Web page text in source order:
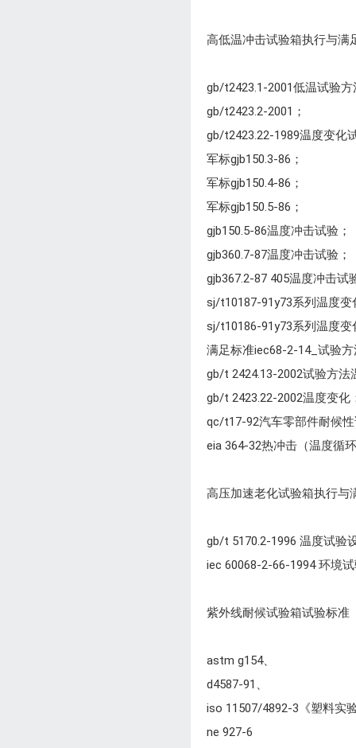
高低温冲击试验箱执行与满
gb/t2423.1-2001低温试验方
gb/t2423.2-2001；
gb/t2423.22-1989温度变化
军标gjb150.3-86；
军标gjb150.4-86；
军标gjb150.5-86；
gjb150.5-86温度冲击试验；
gjb360.7-87温度冲击试验；
gjb367.2-87 405温度冲击试
sj/t10187-91y73系列温度
sj/t10186-91y73系列温度
满足标准iec68-2-14_试验
gb/t 2424.13-2002试验方法
gb/t 2423.22-2002温度变化
qc/t17-92汽车零部件耐候
eia 364-32热冲击（温度循
高压加速老化试验箱执行与
gb/t 5170.2-1996 温度试验
iec 60068-2-66-1994 环境
紫外线耐候试验箱试验标准
astm g154、
d4587-91、
iso 11507/4892-3《塑料实
ne 927-6